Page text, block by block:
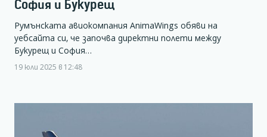
София и Букурещ
Румънската авиокомпания AnimaWings обяви на
уебсайта си, че започва директни полети между
Букурещ и София…
19 юли 2025 в 12:48